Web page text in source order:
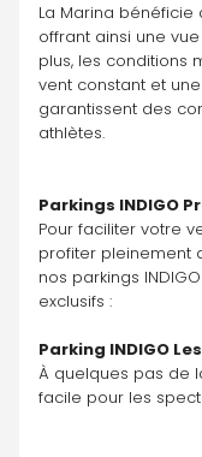
La Marina
offrant ainsi une
plus, les conditions
vent constant et
garantissent des
athlètes.
Parkings INDIGO
Pour faciliter votre
profiter pleinement
nos parkings
exclusifs :
Parking INDIGO
À quelques pas de
facile pour les